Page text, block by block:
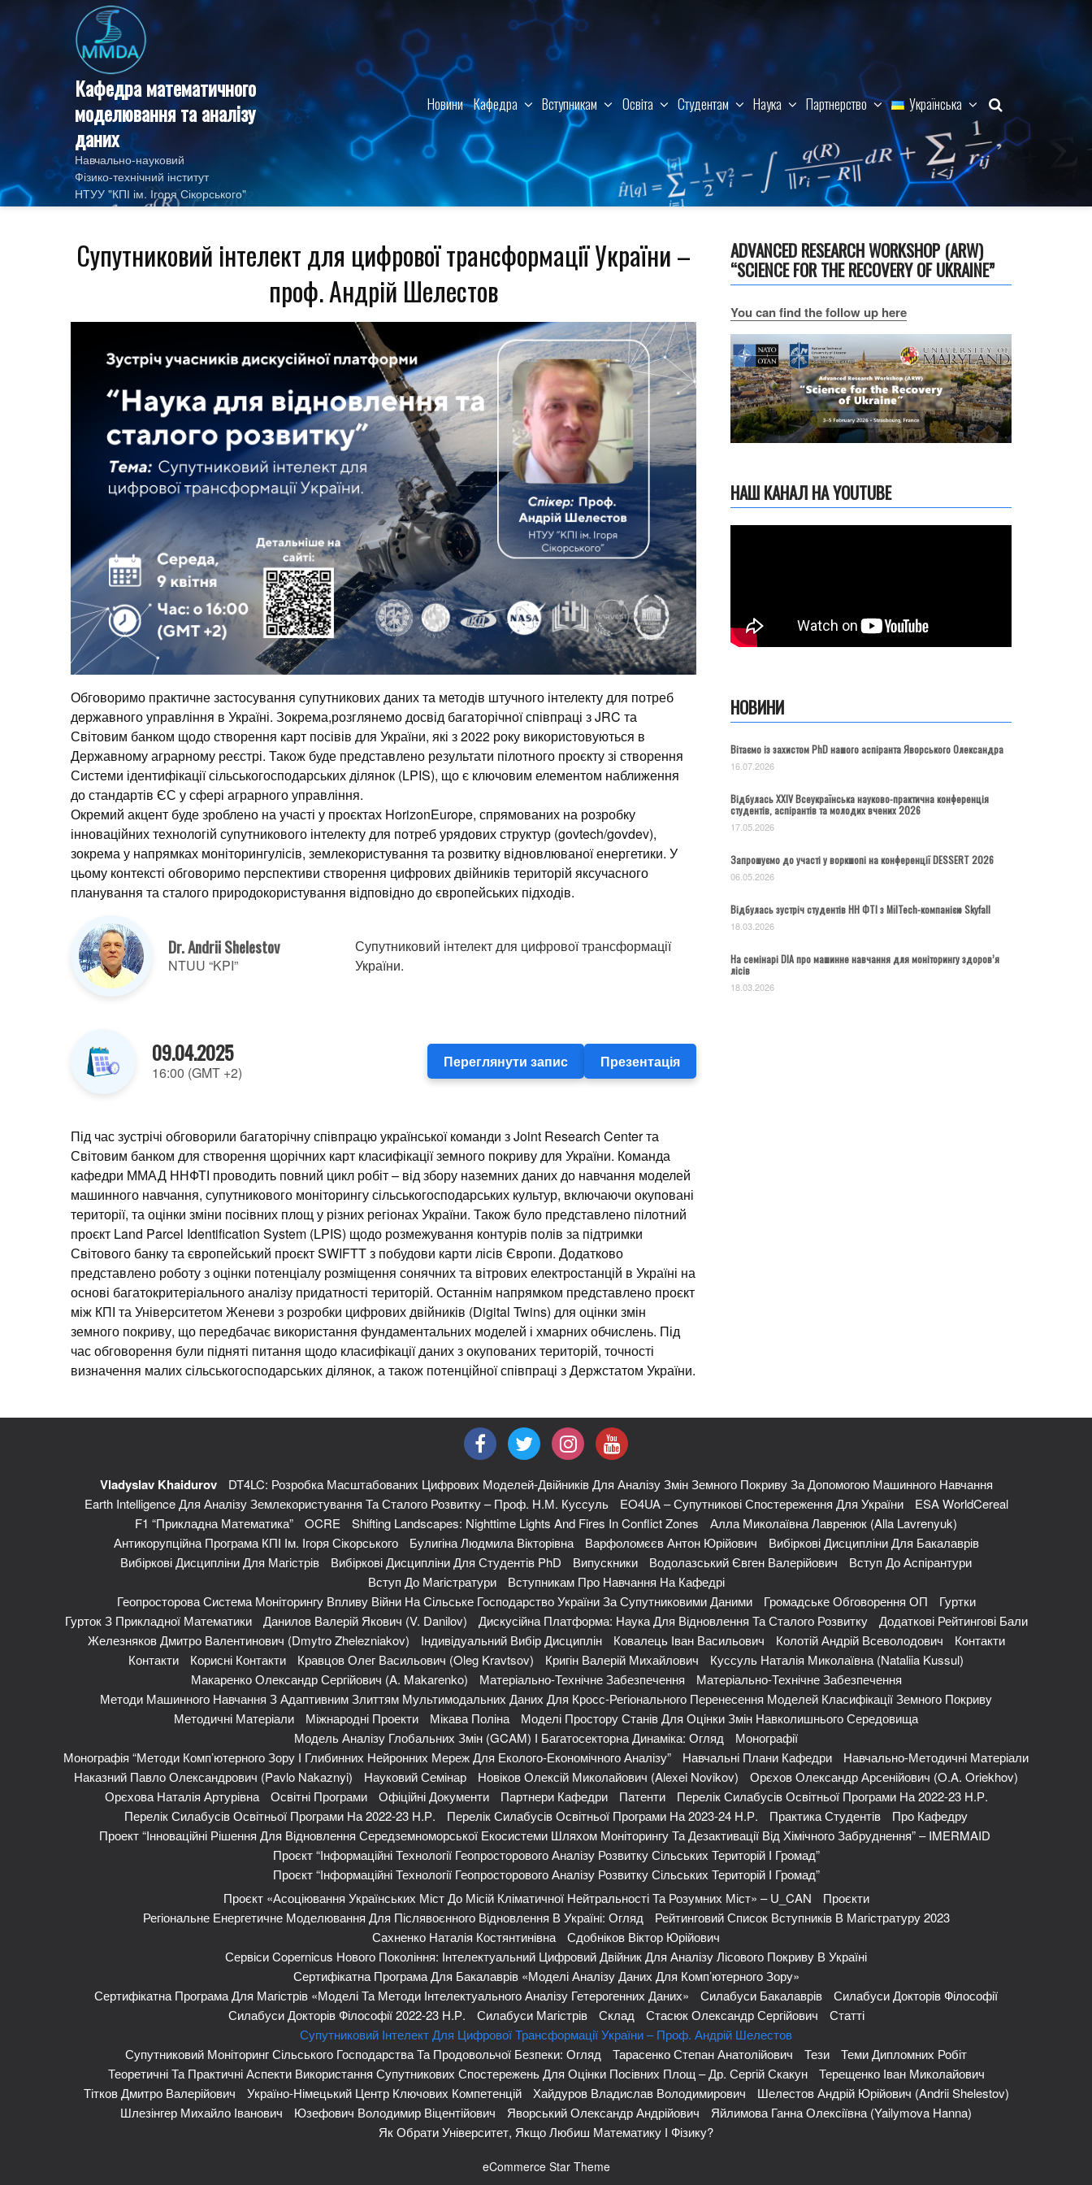
content
Кафедра математичного
моделювання та аналізу
даних
Навчально-науковий
Фізико‑технічний інститут
НТУУ "КПІ ім. Ігоря Сікорського"
Новини Кафедра Вступникам Освіта Студентам Наука Партнерство Українська
Супутниковий інтелект для цифрової трансформації України –
проф. Андрій Шелестов
Обговоримо практичне застосування супутникових даних та методів штучного інтелекту для потреб
державного управління в Україні. Зокрема,розглянемо досвід багаторічної співпраці з JRC та
Світовим банком щодо створення карт посівів для України, які з 2022 року використовуються в
Державному аграрному реєстрі. Також буде представлено результати пілотного проєкту зі створення
Системи ідентифікації сільськогосподарських ділянок (LPIS), що є ключовим елементом наближення
до стандартів ЄС у сфері аграрного управління.
Окремий акцент буде зроблено на участі у проєктах HorizonEurope, спрямованих на розробку
інноваційних технологій супутникового інтелекту для потреб урядових структур (govtech/govdev),
зокрема у напрямках моніторингулісів, землекористування та розвитку відновлюваної енергетики. У
цьому контексті обговоримо перспективи створення цифрових двійників територій яксучасного
планування та сталого природокористування відповідно до європейських підходів.
Dr. Andrii Shelestov
NTUU “KPI”
Супутниковий інтелект для цифрової трансформації
України.
09.04.2025
16:00 (GMT +2)
Переглянути запис Презентація
Під час зустрічі обговорили багаторічну співпрацю української команди з Joint Research Center та
Світовим банком для створення щорічних карт класифікації земного покриву для України. Команда
кафедри ММАД ННФТІ проводить повний цикл робіт – від збору наземних даних до навчання моделей
машинного навчання, супутникового моніторингу сільськогосподарських культур, включаючи окуповані
території, та оцінки зміни посівних площ у різних регіонах України. Також було представлено пілотний
проєкт Land Parcel Identification System (LPIS) щодо розмежування контурів полів за підтримки
Світового банку та європейський проєкт SWIFTT з побудови карти лісів Європи. Додатково
представлено роботу з оцінки потенціалу розміщення сонячних та вітрових електростанцій в Україні на
основі багатокритеріального аналізу придатності територій. Останнім напрямком представлено проєкт
між КПІ та Університетом Женеви з розробки цифрових двійників (Digital Twins) для оцінки змін
земного покриву, що передбачає використання фундаментальних моделей і хмарних обчислень. Під
час обговорення були підняті питання щодо класифікації даних з окупованих територій, точності
визначення малих сільськогосподарських ділянок, а також потенційної співпраці з Держстатом України.
ADVANCED RESEARCH WORKSHOP (ARW)
“SCIENCE FOR THE RECOVERY OF UKRAINE”
You can find the follow up here
НАШ КАНАЛ НА YOUTUBE
НОВИНИ
Вітаємо із захистом PhD нашого аспіранта Яворського Олександра
16.07.2026
Відбулась ХХІV Всеукраїнська науково-практична конференція
студентів, аспірантів та молодих вчених 2026
17.05.2026
Запрошуємо до участі у воркшопі на конференції DESSERT 2026
06.05.2026
Відбулась зустріч студентів НН ФТІ з MilTech-компанією Skyfall
18.03.2026
На семінарі DIA про машинне навчання для моніторингу здоров’я
лісів
18.03.2026
Vladyslav Khaidurov
DT4LC: Розробка Масштабованих Цифрових Моделей-Двійників Для Аналізу Змін Земного Покриву За Допомогою Машинного Навчання
Earth Intelligence Для Аналізу Землекористування Та Сталого Розвитку – Проф. Н.М. Куссуль
EO4UA – Супутникові Спостереження Для України
ESA WorldCereal
F1 “Прикладна Математика”
OCRE Shifting Landscapes: Nighttime Lights And Fires In Conflict Zones
Алла Миколаївна Лавренюк (Alla Lavrenyuk)
Антикорупційна Програма КПІ Ім. Ігоря Сікорського
Булигіна Людмила Вікторівна Варфоломєєв Антон Юрійович
Вибіркові Дисципліни Для Бакалаврів
Вибіркові Дисципліни Для Магістрів
Вибіркові Дисципліни Для Студентів PhD Випускники Водолазський Євген Валерійович
Вступ До Аспірантури
Вступ До Магістратури
Вступникам Про Навчання На Кафедрі
Геопросторова Система Моніторингу Впливу Війни На Сільське Господарство України За Супутниковими Даними
Громадське Обговорення ОП
Гуртки
Гурток З Прикладної Математики
Данилов Валерій Якович (V. Danilov) Дискусійна Платформа: Наука Для Відновлення Та Сталого Розвитку
Додаткові Рейтингові Бали
Железняков Дмитро Валентинович (Dmytro Zhelezniakov)
Індивідуальний Вибір Дисциплін Ковалець Іван Васильович Колотій Андрій Всеволодович
Контакти
Контакти
Корисні Контакти Кравцов Олег Васильович (Oleg Kravtsov) Кригін Валерій Михайлович
Куссуль Наталія Миколаївна (Nataliia Kussul)
Макаренко Олександр Сергійович (A. Makarenko)
Матеріально-Технічне Забезпечення
Матеріально-Технічне Забезпечення
Методи Машинного Навчання З Адаптивним Злиттям Мультимодальних Даних Для Кросс-Регіонального Перенесення Моделей Класифікації Земного Покриву
Методичні Матеріали
Міжнародні Проекти Мікава Поліна
Моделі Простору Станів Для Оцінки Змін Навколишнього Середовища
Модель Аналізу Глобальних Змін (GCAM) І Багатосекторна Динаміка: Огляд
Монографії
Монографія “Методи Комп’ютерного Зору І Глибинних Нейронних Мереж Для Еколого-Економічного Аналізу”
Навчальні Плани Кафедри
Навчально-Методичні Матеріали
Наказний Павло Олександрович (Pavlo Nakaznyi)
Науковий Семінар Новіков Олексій Миколайович (Alexei Novikov)
Орєхов Олександр Арсенійович (O.A. Oriekhov)
Орєхова Наталія Артурівна
Освітні Програми Офіційні Документи Партнери Кафедри Патенти
Перелік Силабусів Освітньої Програми На 2022-23 Н.р.
Перелік Силабусів Освітньої Програми На 2022-23 Н.р.
Перелік Силабусів Освітньої Програми На 2023-24 Н.р. Практика Студентів
Про Кафедру
Проект “Інноваційні Рішення Для Відновлення Середземноморської Екосистеми Шляхом Моніторингу Та Дезактивації Від Хімічного Забруднення” – IMERMAID
Проєкт “Інформаційні Технології Геопросторового Аналізу Розвитку Сільських Територій І Громад”
Проєкт “Інформаційні Технології Геопросторового Аналізу Розвитку Сільських Територій І Громад”
Проєкт «Асоціювання Українських Міст До Місій Кліматичної Нейтральності Та Розумних Міст» – U_CAN
Проєкти
Регіональне Енергетичне Моделювання Для Післявоєнного Відновлення В Україні: Огляд
Рейтинговий Список Вступників В Магістратуру 2023
Сахненко Наталія Костянтинівна
Сдобніков Віктор Юрійович
Сервіси Copernicus Нового Покоління: Інтелектуальний Цифровий Двійник Для Аналізу Лісового Покриву В Україні
Сертифікатна Програма Для Бакалаврів «Моделі Аналізу Даних Для Комп’ютерного Зору»
Сертифікатна Програма Для Магістрів «Моделі Та Методи Інтелектуального Аналізу Гетерогенних Даних»
Силабуси Бакалаврів
Силабуси Докторів Філософії
Силабуси Докторів Філософії 2022-23 Н.р.
Силабуси Магістрів Склад Стасюк Олександр Сергійович
Статті
Супутниковий Інтелект Для Цифрової Трансформації України – Проф. Андрій Шелестов
Супутниковий Моніторинг Сільського Господарства Та Продовольчої Безпеки: Огляд
Тарасенко Степан Анатолійович Тези
Теми Дипломних Робіт
Теоретичні Та Практичні Аспекти Використання Супутникових Спостережень Для Оцінки Посівних Площ – Др. Сергій Скакун
Терещенко Іван Миколайович
Тітков Дмитро Валерійович
Україно-Німецький Центр Ключових Компетенцій Хайдуров Владислав Володимирович
Шелестов Андрій Юрійович (Andrii Shelestov)
Шлезінгер Михайло Іванович
Юзефович Володимир Віцентійович Яворський Олександр Андрійович
Яйлимова Ганна Олексіївна (Yailymova Hanna)
Як Обрати Університет, Якщо Любиш Математику І Фізику?
eCommerce Star Theme